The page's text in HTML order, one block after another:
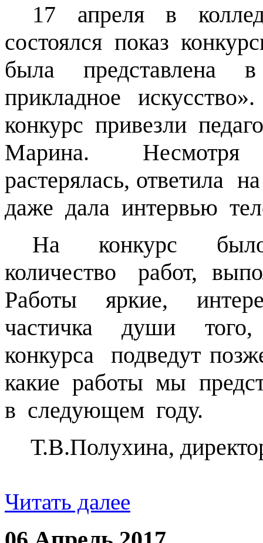
17 апреля в
состоялся показ
была представлена
прикладное
конкурс привезли
Марина.
растерялась, ответила
даже дала интервью
На конкурс
количество работ,
Работы яркие,
частичка души
конкурса подведут
какие работы мы
в следующем году.
Т.В.Полухина,
Читать далее